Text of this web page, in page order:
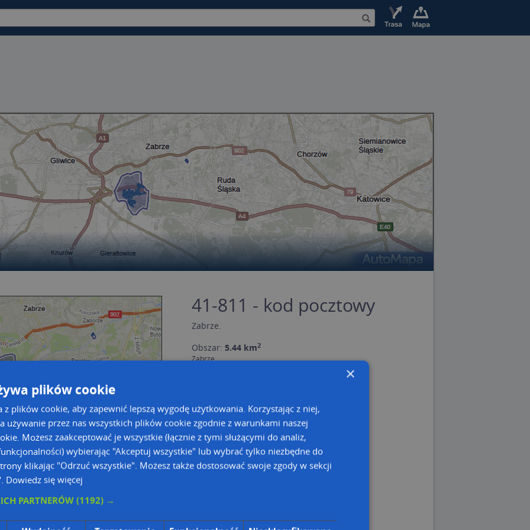
mapę
mapę
bazy danych adresowych
41-811 - kod pocztowy
Zabrze.
Obszar: 5.44 km2
Zabrze
Jaśminowa
Kłodnicka
Kordeckiego Augustyna, przeora
Królowej Kingi
Kruszyny Kazimierza
Kwiatowa
Legnicka
Niedoby Karola
×
plików cookie
z plików cookie, aby zapewnić lepszą wygodę użytkowania. Korzystając z niej,
używanie przez nas wszystkich plików cookie zgodnie z warunkami naszej
Możesz zaakceptować je wszystkie (łącznie z tymi służącymi do analiz,
wybierając "Akceptuj wszystkie" lub wybrać tylko niezbędne do
klikając "Odrzuć wszystkie". Możesz także dostosować swoje zgody w sekcji
Dowiedz się więcej
PARTNERÓW(1192) →